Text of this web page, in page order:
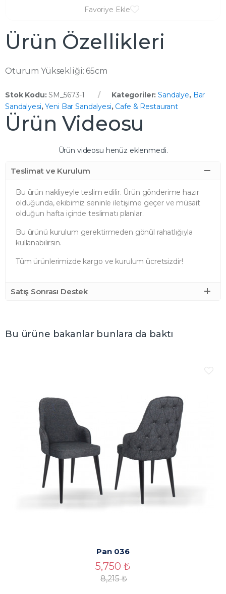
Favoriye Ekle
Ürün Özellikleri
Oturum Yüksekliği: 65cm
Stok Kodu:SM_5673-1 Kategoriler:Sandalye, Bar
Sandalyesi,Yeni Bar Sandalyesi, Cafe & Restaurant
Ürün Videosu
Ürün videosu henüz eklenmedi.
Teslimat ve Kurulum
Bu ürün nakliyeyle teslim edilir. Ürün gönderime hazır
olduğunda, ekibimiz seninle iletişime geçer ve müsait
olduğun hafta içinde teslimatı planlar.
Bu ürünü kurulum gerektirmeden gönül rahatlığıyla
kullanabilirsin.
Tüm ürünlerimizde kargo ve kurulum ücretsizdir!
Satış Sonrası Destek
Bu ürüne bakanlar bunlara da baktı
Pan 036
5,750 ₺
8,215₺